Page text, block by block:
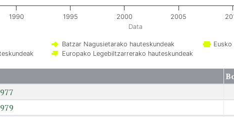
Data
Batzar Nagusietarako hauteskundeak
Europako Legebiltzarrerako hauteskundeak
1990 1995 2000 2005